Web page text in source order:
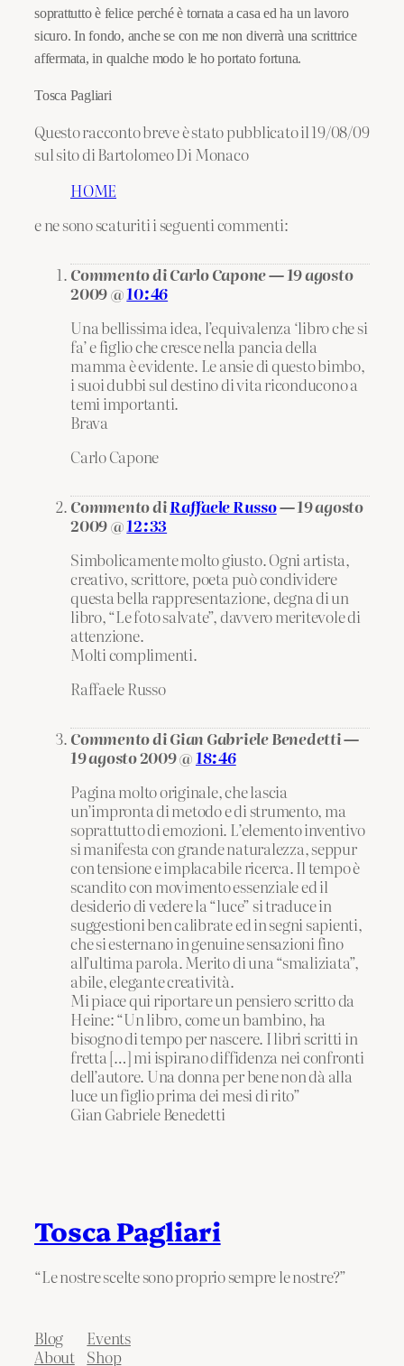
soprattutto è felice perché è tornata a casa ed ha un lavoro
sicuro. In fondo, anche se con me non diverrà una scrittrice
affermata, in qualche modo le ho portato fortuna.
Tosca Pagliari
Questo racconto breve è stato pubblicato il 19/08/09
sul sito di Bartolomeo Di Monaco
HOME
e ne sono scaturiti i seguenti commenti:
Commento di Carlo Capone — 19 agosto
2009 @10:46
Una bellissima idea, l’equivalenza ‘libro che si
fa’ e figlio che cresce nella pancia della
mamma è evidente. Le ansie di questo bimbo,
i suoi dubbi sul destino di vita riconducono a
temi importanti.
Brava
Carlo Capone
Commento diRaffaele Russo— 19 agosto
2009 @12:33
Simbolicamente molto giusto. Ogni artista,
creativo, scrittore, poeta può condividere
questa bella rappresentazione, degna di un
libro, “Le foto salvate”, davvero meritevole di
attenzione.
Molti complimenti.
Raffaele Russo
Commento di Gian Gabriele Benedetti —
19 agosto 2009 @18:46
Pagina molto originale, che lascia
un’impronta di metodo e di strumento, ma
soprattutto di emozioni. L’elemento inventivo
si manifesta con grande naturalezza, seppur
con tensione e implacabile ricerca. Il tempo è
scandito con movimento essenziale ed il
desiderio di vedere la “luce” si traduce in
suggestioni ben calibrate ed in segni sapienti,
che si esternano in genuine sensazioni fino
all’ultima parola. Merito di una “smaliziata”,
abile, elegante creatività.
Mi piace qui riportare un pensiero scritto da
Heine: “Un libro, come un bambino, ha
bisogno di tempo per nascere. I libri scritti in
fretta […] mi ispirano diffidenza nei confronti
dell’autore. Una donna per bene non dà alla
luce un figlio prima dei mesi di rito”
Gian Gabriele Benedetti
Tosca Pagliari
“Le nostre scelte sono proprio sempre le nostre?”
Blog
About
Events
Shop